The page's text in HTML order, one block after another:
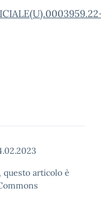
questo articolo è